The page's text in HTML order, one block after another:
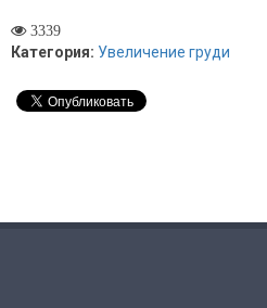
3339
Категория: Увеличение груди